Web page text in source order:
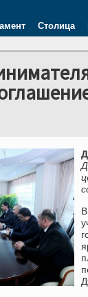
Столица